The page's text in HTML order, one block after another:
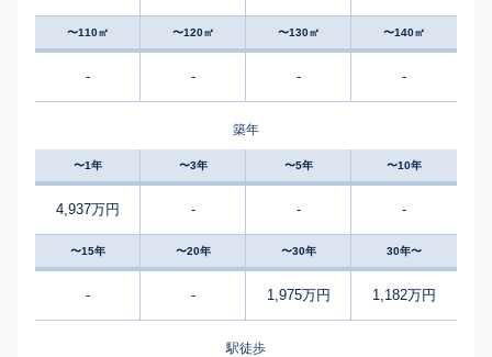
〜110㎡ 〜120㎡ 〜130㎡ 〜140㎡
- - - -
築年
〜1年 〜3年 〜5年 〜10年
4,937万円 - - -
〜15年 〜20年 〜30年 30年〜
- - 1,975万円 1,182万円
駅徒歩